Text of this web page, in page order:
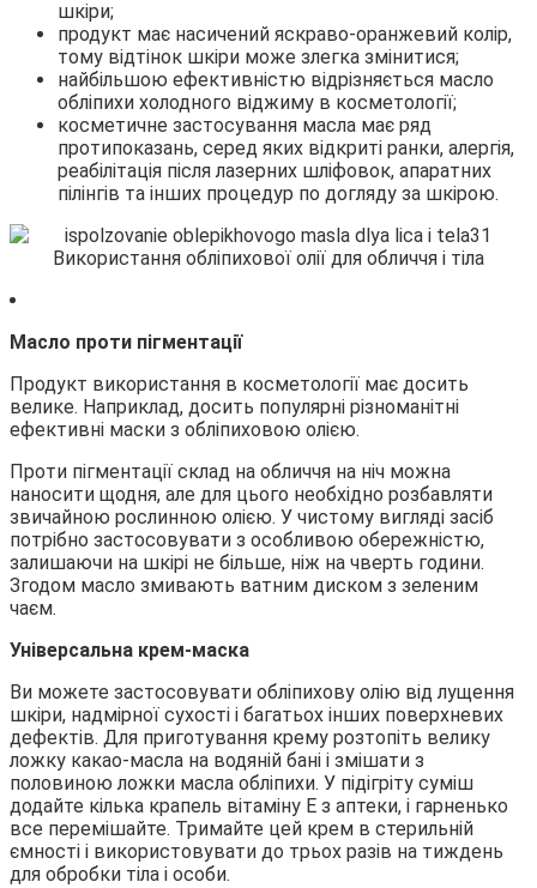
шкіри;
продукт має насичений яскраво-оранжевий колір,
тому відтінок шкіри може злегка змінитися;
найбільшою ефективністю відрізняється масло
обліпихи холодного віджиму в косметології;
косметичне застосування масла має ряд
протипоказань, серед яких відкриті ранки, алергія,
реабілітація після лазерних шліфовок, апаратних
пілінгів та інших процедур по догляду за шкірою.
Масло проти пігментації
Продукт використання в косметології має досить
велике. Наприклад, досить популярні різноманітні
ефективні маски з обліпиховою олією.
Проти пігментації склад на обличчя на ніч можна
наносити щодня, але для цього необхідно розбавляти
звичайною рослинною олією. У чистому вигляді засіб
потрібно застосовувати з особливою обережністю,
залишаючи на шкірі не більше, ніж на чверть години.
Згодом масло змивають ватним диском з зеленим
чаєм.
Універсальна крем-маска
Ви можете застосовувати обліпихову олію від лущення
шкіри, надмірної сухості і багатьох інших поверхневих
дефектів. Для приготування крему розтопіть велику
ложку какао-масла на водяній бані і змішати з
половиною ложки масла обліпихи. У підігріту суміш
додайте кілька крапель вітаміну E з аптеки, і гарненько
все перемішайте. Тримайте цей крем в стерильній
ємності і використовувати до трьох разів на тиждень
для обробки тіла і особи.